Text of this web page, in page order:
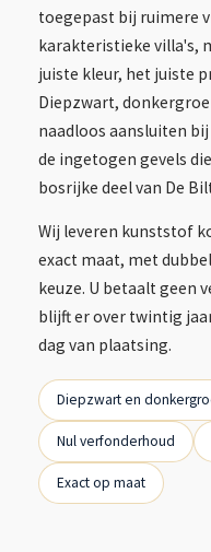
toegepast bij ruimere
karakteristieke villa's,
juiste kleur, het juiste
Diepzwart,
naadloos aansluiten
de ingetogen gevels
bosrijke deel van De
Wij leveren kunststof
exact maat, met
keuze. U betaalt geen
blijft er over twintig
dag van plaatsing.
Diepzwart en
Nul verfonderhoud
Exact op maat